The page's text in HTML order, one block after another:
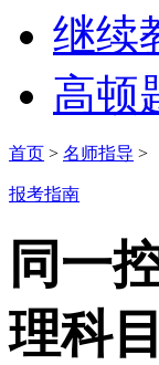
继续
高顿
首页 > 名师指导 >
报考指南
同一
理科